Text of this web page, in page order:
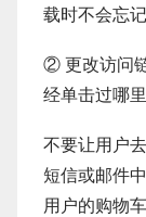
载时不会忘
② 更改访问
经单击过哪
不要让用户
短信或邮件
用户的购物车